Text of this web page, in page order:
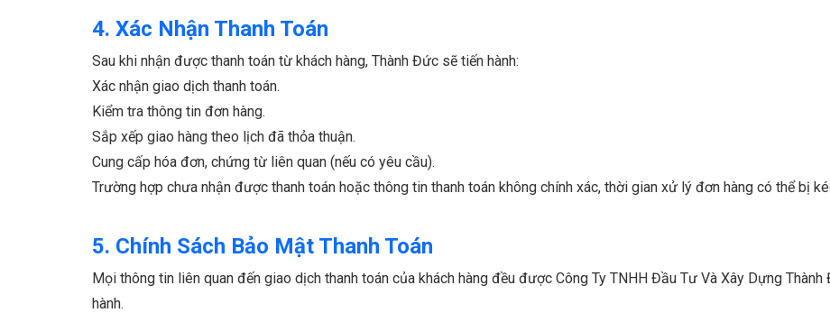
4. Xác Nhận Thanh Toán
Sau khi nhận được thanh toán từ khách hàng, Thành Đức sẽ tiến hành:
Xác nhận giao dịch thanh toán.
Kiểm tra thông tin đơn hàng.
Sắp xếp giao hàng theo lịch đã thỏa thuận.
Cung cấp hóa đơn, chứng từ liên quan (nếu có yêu cầu).
Trường hợp chưa nhận được thanh toán hoặc thông tin thanh toán không chính xác, thời gian xử lý đơn hàng có thể bị
5. Chính Sách Bảo Mật Thanh Toán
Mọi thông tin liên quan đến giao dịch thanh toán của khách hàng đều được Công Ty TNHH Đầu Tư Và Xây Dựng
hành.